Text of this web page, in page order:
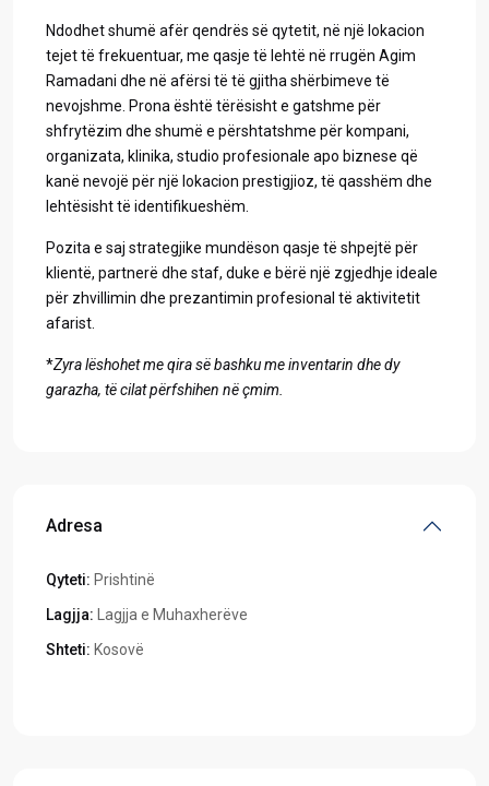
Ndodhet shumë afër qendrës së qytetit, në një lokacion
tejet të frekuentuar, me qasje të lehtë në rrugën Agim
Ramadani dhe në afërsi të të gjitha shërbimeve të
nevojshme. Prona është tërësisht e gatshme për
shfrytëzim dhe shumë e përshtatshme për kompani,
organizata, klinika, studio profesionale apo biznese që
kanë nevojë për një lokacion prestigjioz, të qasshëm dhe
lehtësisht të identifikueshëm.
Pozita e saj strategjike mundëson qasje të shpejtë për
klientë, partnerë dhe staf, duke e bërë një zgjedhje ideale
për zhvillimin dhe prezantimin profesional të aktivitetit
afarist.
*Zyra lëshohet me qira së bashku me inventarin dhe dy
garazha, të cilat përfshihen në çmim.
Adresa
Qyteti: Prishtinë
Lagjja: Lagjja e Muhaxherëve
Shteti: Kosovë